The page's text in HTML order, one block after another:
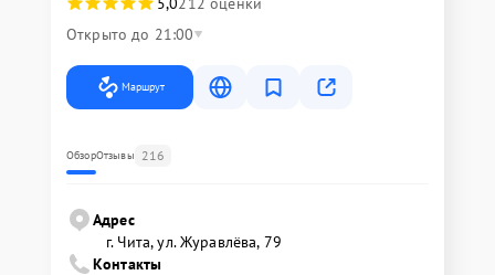
Открыто до 21:00
Маршрут
ОбзорОтзывы 216
Адрес
г. Чита, ул. Журавлёва, 79
Контакты